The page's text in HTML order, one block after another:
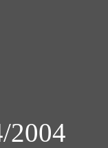
2004